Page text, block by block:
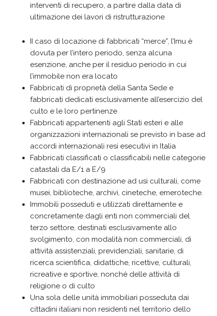
interventi di recupero, a partire dalla data di
ultimazione dei lavori di ristrutturazione
II caso di locazione di fabbricati “merce”, l’Imu è
dovuta per l’intero periodo, senza alcuna
esenzione, anche per il residuo periodo in cui
l’immobile non era locato
Fabbricati di proprietà della Santa Sede e
fabbricati dedicati esclusivamente all’esercizio del
culto e le loro pertinenze
Fabbricati appartenenti agli Stati esteri e alle
organizzazioni internazionali se previsto in base ad
accordi internazionali resi esecutivi in Italia
Fabbricati classificati o classificabili nelle categorie
catastali da E/1 a E/9
Fabbricati con destinazione ad usi culturali, come
musei, biblioteche, archivi, cineteche, emeroteche.
Immobili posseduti e utilizzati direttamente e
concretamente dagli enti non commerciali del
terzo settore, destinati esclusivamente allo
svolgimento, con modalità non commerciali, di
attività assistenziali, previdenziali, sanitarie, di
ricerca scientifica, didattiche, ricettive, culturali,
ricreative e sportive, nonché delle attività di
religione o di culto
Una sola delle unità immobiliari posseduta dai
cittadini italiani non residenti nel territorio dello